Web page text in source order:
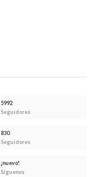
5992
Seguidores
830
Seguidores
¡nuevo!
Síguenos